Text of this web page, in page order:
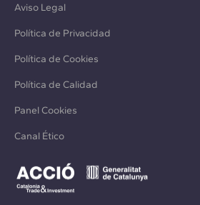
Aviso Legal
Política de Privacidad
Política de Cookies
Política de Calidad
Panel Cookies
Canal Ético